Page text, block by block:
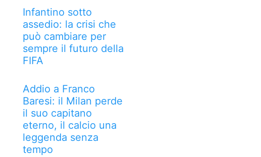
Infantino sotto
assedio: la crisi che
può cambiare per
sempre il futuro della
FIFA
Addio a Franco
Baresi: il Milan perde
il suo capitano
eterno, il calcio una
leggenda senza
tempo